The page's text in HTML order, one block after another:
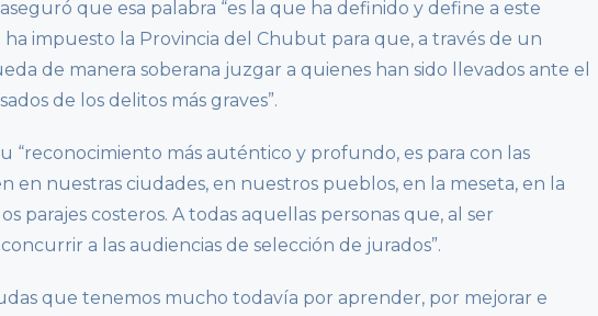
que esa palabra “es la que ha definido y define a este
impuesto la Provincia del Chubut para que, a través de un
de manera soberana juzgar a quienes han sido llevados ante el
de los delitos más graves”.
“reconocimiento más auténtico y profundo, es para con las
en nuestras ciudades, en nuestros pueblos, en la meseta, en la
parajes costeros. A todas aquellas personas que, al ser
a las audiencias de selección de jurados”.
que tenemos mucho todavía por aprender, por mejorar e